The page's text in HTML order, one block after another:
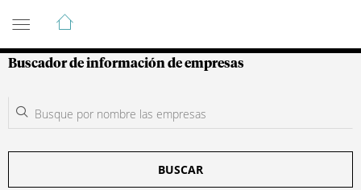
Guía de Empresas Colombianas
Buscador de información de empresas
BUSCAR